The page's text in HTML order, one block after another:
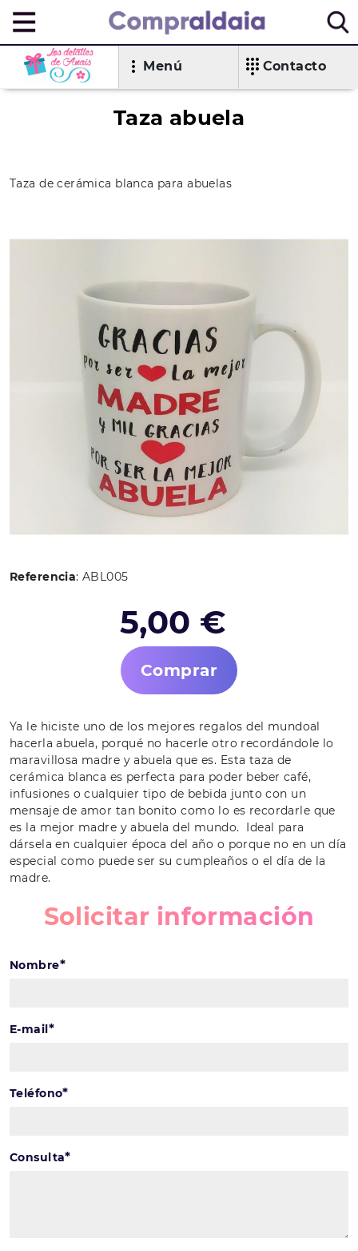
Menú Contacto
Taza abuela
Taza de cerámica blanca para abuelas
Referencia: ABL005
5,00 €
Comprar
Ya le hiciste uno de los mejores regalos del mundoal
hacerla abuela, porqué no hacerle otro recordándole lo
maravillosa madre y abuela que es. Esta taza de
cerámica blanca es perfecta para poder beber café,
infusiones o cualquier tipo de bebida junto con un
mensaje de amor tan bonito como lo es recordarle que
es la mejor madre y abuela del mundo. Ideal para
dársela en cualquier época del año o porque no en un día
especial como puede ser su cumpleaños o el día de la
madre.
Solicitar información
Nombre*
E-mail*
Teléfono*
Consulta*